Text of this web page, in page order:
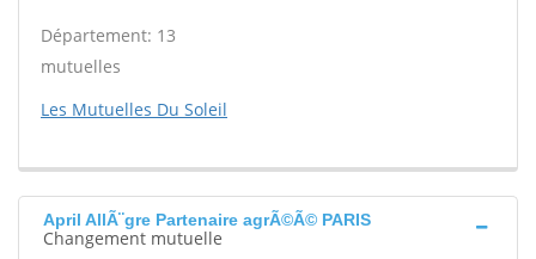
Département: 13
mutuelles
Les Mutuelles Du Soleil
April AllÃ¨gre Partenaire agrÃ©Ã© PARIS
Changement mutuelle